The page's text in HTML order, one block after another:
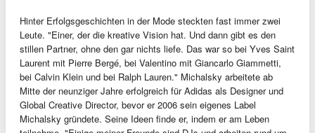
Hinter Erfolgsgeschichten in der Mode steckten fast immer zwei
Leute. "Einer, der die kreative Vision hat. Und dann gibt es den
stillen Partner, ohne den gar nichts liefe. Das war so bei Yves Saint
Laurent mit Pierre Bergé, bei Valentino mit Giancarlo Giammetti,
bei Calvin Klein und bei Ralph Lauren." Michalsky arbeitete ab
Mitte der neunziger Jahre erfolgreich für Adidas als Designer und
Global Creative Director, bevor er 2006 sein eigenes Label
Michalsky gründete. Seine Ideen finde er, indem er am Leben